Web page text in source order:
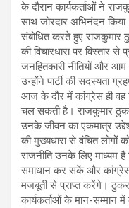
के दौरान कार्यकर्ताओं ने
साथ जोरदार अभिनंदन
संबोधित करते हुए
की विचारधारा पर विस्तार
जनहितकारी नीतियों और
उन्होंने पार्टी की सदस्यता
आज के दौर में कांग्रेस ही वह
चल सकती है। राजकुमार
उनके जीवन का एकमात्र
की मुख्यधारा से वंचित लोगों
राजनीति उनके लिए
समाधान कर सकें और
मजबूती से प्राप्त करेंगे।
कार्यकर्ताओं के मान-सम्मान